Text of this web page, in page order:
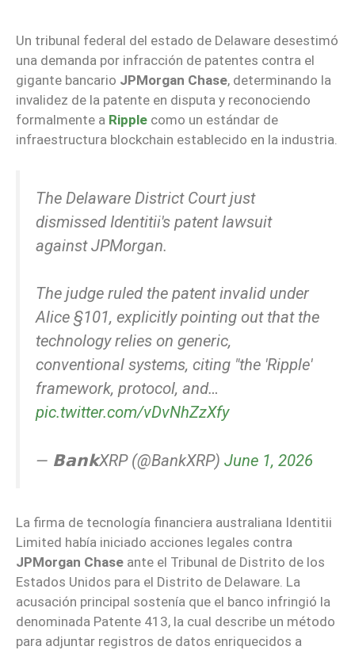
Un tribunal federal del estado de Delaware desestimó
una demanda por infracción de patentes contra el
gigante bancario JPMorgan Chase, determinando la
invalidez de la patente en disputa y reconociendo
formalmente a Ripple como un estándar de
infraestructura blockchain establecido en la industria.
The Delaware District Court just
dismissed Identitii's patent lawsuit
against JPMorgan.
The judge ruled the patent invalid under
Alice §101, explicitly pointing out that the
technology relies on generic,
conventional systems, citing "the 'Ripple'
framework, protocol, and…
pic.twitter.com/vDvNhZzXfy
— 𝗕𝗮𝗻𝗸XRP (@BankXRP) June 1, 2026
La firma de tecnología financiera australiana Identitii
Limited había iniciado acciones legales contra
JPMorgan Chase ante el Tribunal de Distrito de los
Estados Unidos para el Distrito de Delaware. La
acusación principal sostenía que el banco infringió la
denominada Patente 413, la cual describe un método
para adjuntar registros de datos enriquecidos a